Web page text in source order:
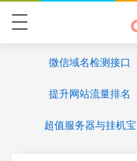
微信域名检测接口
提升网站流量排名
超值服务器与挂机宝